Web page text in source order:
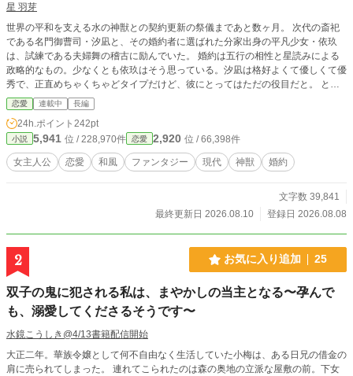
星 羽芽
世界の平和を支える水の神獣との契約更新の祭儀まであと数ヶ月。 次代の斎祀
である名門御曹司・汐凪と、その婚約者に選ばれた分家出身の平凡少女・依玖
は、試練である夫婦舞の稽古に励んでいた。 婚約は五行の相性と星読みによる
政略的なもの。少なくとも依玖はそう思っている。汐凪は格好よくて優しくて優
秀で、正直めちゃくちゃどタイプだけど、彼にとってはただの役目だと。 とこ
ろが留学してきた隣国の斎祀が依玖に対して「運命の伴侶」宣言で状況は一変。
なぜか汐凪が張り合い始め、距離感までおかしくなっていく。 その隙を見計ら
うように、汐凪の婚約者の座を狙う名門少女にも絡まれる。 さらにその裏で
は、神獣そのものを否定する反神獣団体が祭儀の妨害を画策していた。 果たし
て依玖は汐凪と共に試練を乗り越え、水の神獣との契約を無事更新できるのか。
（他サイトにも掲載しています）
恋愛 連載中 長編
24h.ポイント 242pt
小説 5,941 位 / 228,970件 恋愛 2,920 位 / 66,398件
女主人公 恋愛 和風 ファンタジー 現代 神獣 婚約
文字数 39,841
最終更新日 2026.08.10
登録日 2026.08.08
2 お気に入り追加 25
双子の鬼に犯される私は、まやかしの当主となる〜孕んで
も、溺愛してくださるそうです〜
水鏡こうしき@4/13書籍配信開始
大正二年。華族令嬢として何不自由なく生活していた小梅は、ある日兄の借金の
肩に売られてしまった。 連れてこられたのは森の奥地の立派な屋敷の前。下女